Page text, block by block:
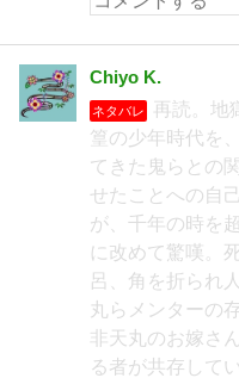
Chiyo K.
ネタバレ
再読。地
篁の少年時代を
てきた鬼らとの
せたことへの自
が、千年の時を
に改めて驚嘆。
呂、角を折られ
丸らメンターの
非天丸のお嫁さ
る者が共存して